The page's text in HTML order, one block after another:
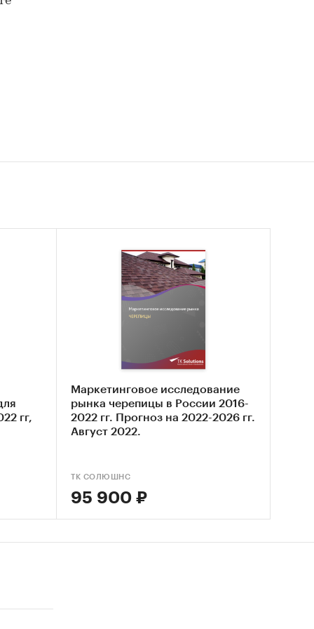
.
и
ТН
гг,
Маркетинговое исследование
рынка черепицы в России 2016-
2022 гг. Прогноз на 2022-2026 гг.
Август 2022.
ТК СОЛЮШНС
95 900 ₽